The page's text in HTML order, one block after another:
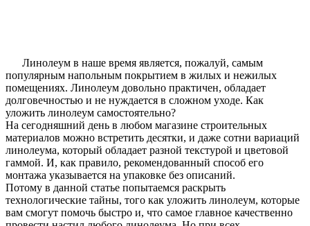
Линолеум в наше время является, пожалуй, самым
популярным напольным покрытием в жилых и нежилых
помещениях. Линолеум довольно практичен, обладает
долговечностью и не нуждается в сложном уходе. Как
уложить линолеум самостоятельно?
На сегодняшний день в любом магазине строительных
материалов можно встретить десятки, и даже сотни вариаций
линолеума, который обладает разной текстурой и цветовой
гаммой. И, как правило, рекомендованный способ его
монтажа указывается на упаковке без описаний.
Потому в данной статье попытаемся раскрыть
технологические тайны, того как уложить линолеум, которые
вам смогут помочь быстро и, что самое главное качественно